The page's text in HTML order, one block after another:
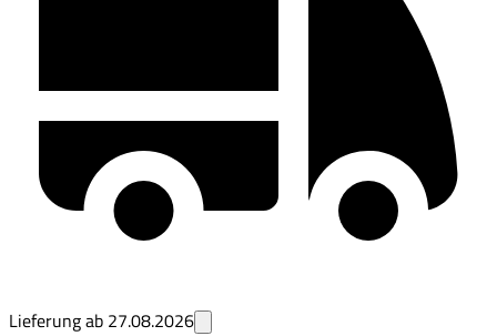
Lieferung ab 27.08.2026